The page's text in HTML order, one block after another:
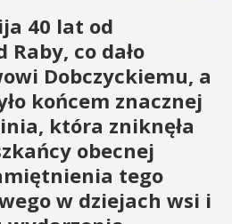
40 lat od
co dało
Dobczyckiemu, a
końcem znacznej
która zniknęła
obecnej
tego
w dziejach wsi i